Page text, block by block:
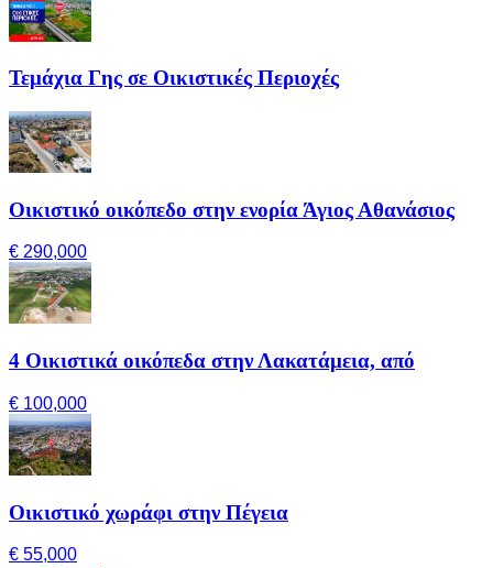
Τεμάχια Γης σε Οικιστικές Περιοχές
Οικιστικό οικόπεδο στην ενορία Άγιος Αθανάσιος
€ 290,000
4 Οικιστικά οικόπεδα στην Λακατάμεια, από
€ 100,000
Οικιστικό χωράφι στην Πέγεια
€ 55,000